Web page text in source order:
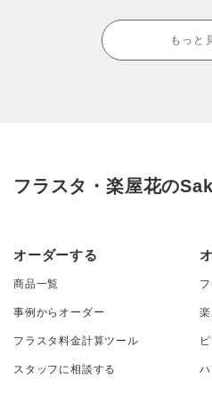
もっと
フラスタ・楽屋花の
オーダーする
商品一覧
事例からオーダー
フラスタ料金計算ツール
スタッフに相談する